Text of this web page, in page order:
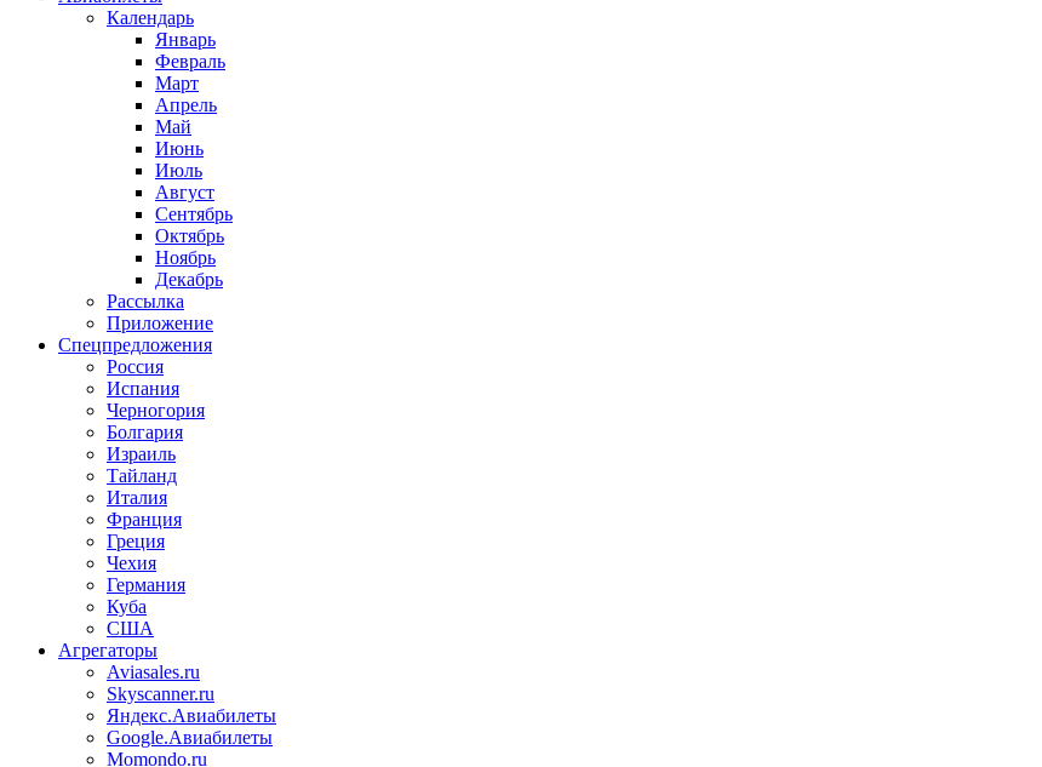
Календарь
Январь
Февраль
Март
Апрель
Май
Июнь
Июль
Август
Сентябрь
Октябрь
Ноябрь
Декабрь
Рассылка
Приложение
Спецпредложения
Россия
Испания
Черногория
Болгария
Израиль
Тайланд
Италия
Франция
Греция
Чехия
Германия
Куба
США
Агрегаторы
Aviasales.ru
Skyscanner.ru
Яндекс.Авиабилеты
Google.Авиабилеты
Momondo.ru